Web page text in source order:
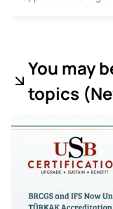
You may
topics (